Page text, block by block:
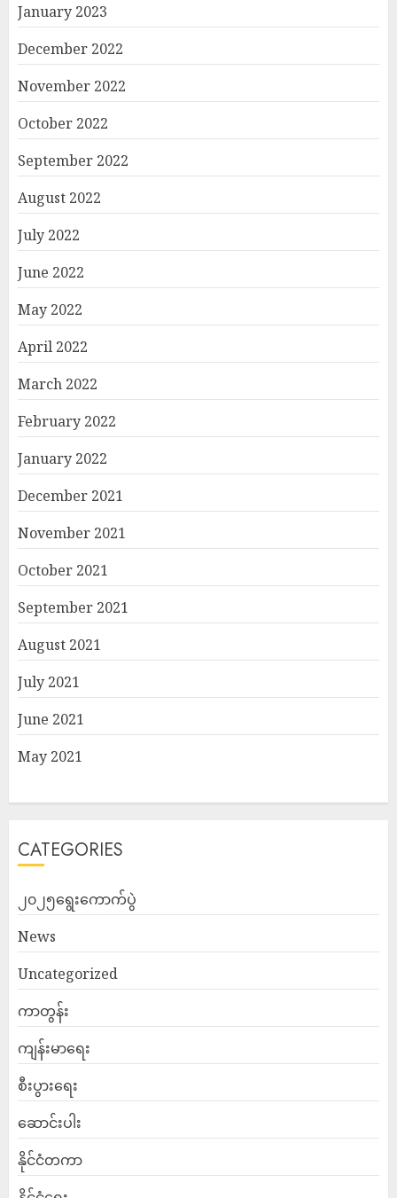
January 2023
December 2022
November 2022
October 2022
September 2022
August 2022
July 2022
June 2022
May 2022
April 2022
March 2022
February 2022
January 2022
December 2021
November 2021
October 2021
September 2021
August 2021
July 2021
June 2021
May 2021
CATEGORIES
၂၀၂၅ရွေးကောက်ပွဲ
News
Uncategorized
ကာတွန်း
ကျန်းမာရေး
စီးပွားရေး
ဆောင်းပါး
နိုင်ငံတကာ